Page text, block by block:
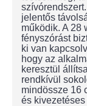
jelentős
működik. A 28
fényszórást
ki van
hogy az
keresztül
rendkívül
mindössze 16
és